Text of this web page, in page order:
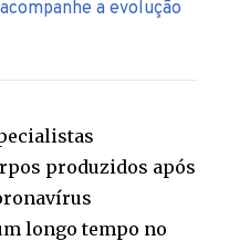
a evolução
produzidos após
longo tempo no